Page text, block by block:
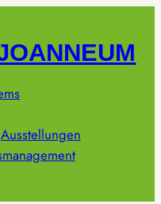
Ausstellungen